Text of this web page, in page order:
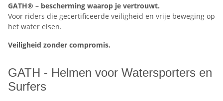
GATH® – bescherming waarop je vertrouwt.
Voor riders die gecertificeerde veiligheid en vrije beweging op
het water eisen.
Veiligheid zonder compromis.
GATH - Helmen voor Watersporters en
Surfers